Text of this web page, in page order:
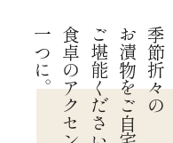
季節折々の
お漬物をご自宅で
ご堪能ください。
食卓のアクセントの
一つに。